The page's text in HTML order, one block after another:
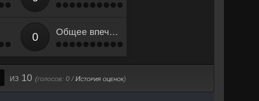
Общее впечатление
из 10 (голосов: 0/История оценок)